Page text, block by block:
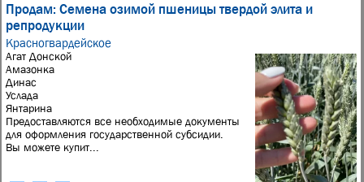
Продам: Семена озимой пшеницы твердой элита и
репродукции
Красногвардейское
Агат Донской
Амазонка
Динас
Услада
Янтарина
Предоставляются все необходимые документы
для оформления государственной субсидии.
Вы можете купит...